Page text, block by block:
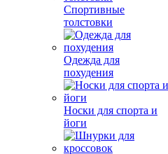
Спортивные
толстовки
Одежда для
похудения
Носки для спорта и
йоги